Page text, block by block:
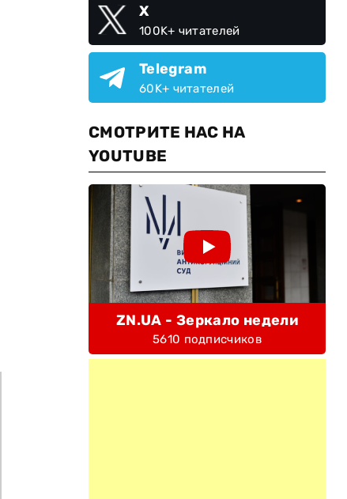
X
100K+ читателей
Telegram
60K+ читателей
СМОТРИТЕ НАС НА
YOUTUBE
ZN.UA - Зеркало недели
5610 подписчиков